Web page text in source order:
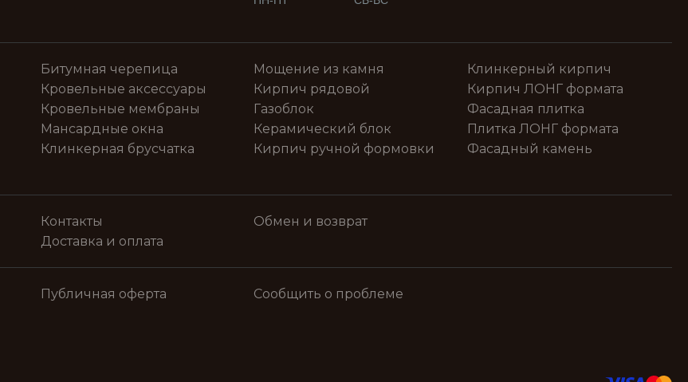
Битумная черепица
Кровельные аксессуары
Кровельные мембраны
Мансардные окна
Клинкерная брусчатка
Мощение из камня
Кирпич рядовой
Газоблок
Керамический блок
Кирпич ручной формовки
Клинкерный кирпич
Кирпич ЛОНГ формата
Фасадная плитка
Плитка ЛОНГ формата
Фасадный камень
Контакты
Доставка и оплата
Обмен и возврат
Публичная оферта Сообщить о проблеме